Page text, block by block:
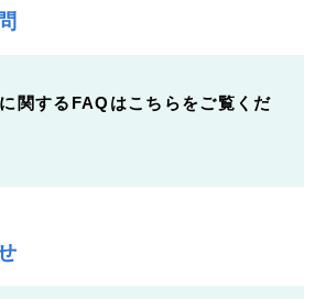
関するFAQはこちらをご覧くだ